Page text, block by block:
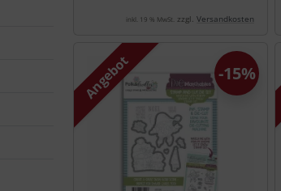
inkl. 19 % MwSt. zzgl. Versandkosten
Angebot -15%